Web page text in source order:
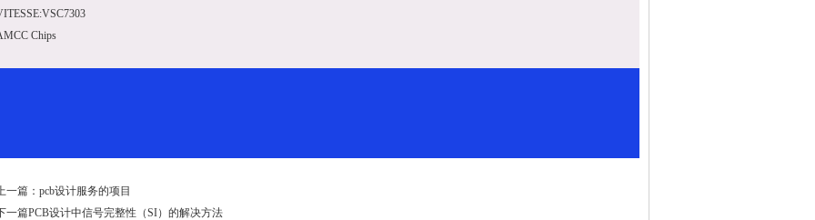
Chips
一篇： pcb设计服务的项目
一篇PCB设计中信号完整性（SI）的解决方法